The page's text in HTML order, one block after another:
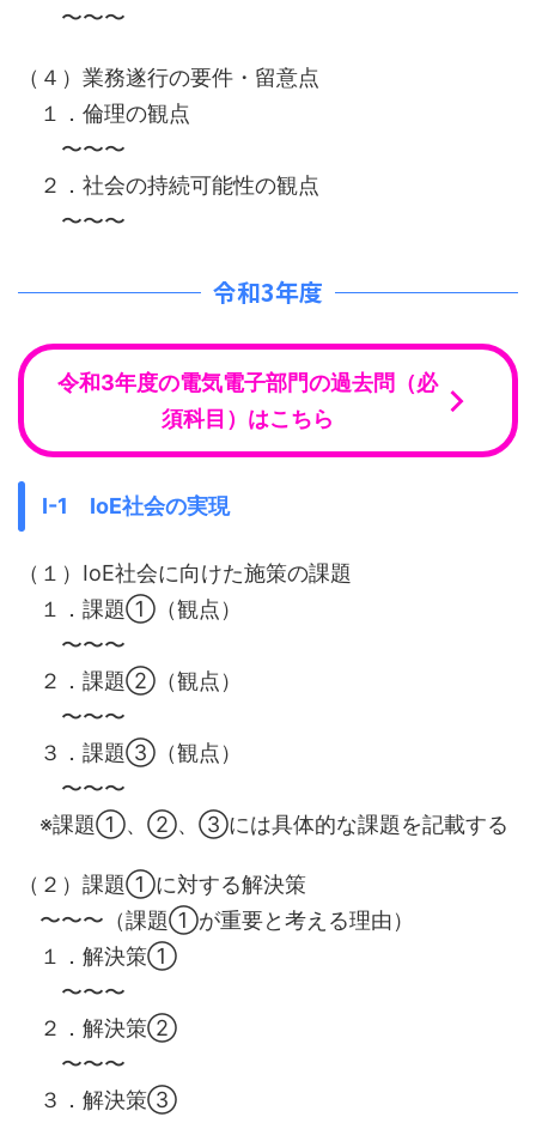
〜〜〜
（４）業務遂行の要件・留意点
１．倫理の観点
〜〜〜
２．社会の持続可能性の観点
〜〜〜
令和3年度
令和3年度の電気電子部門の過去問（必
須科目）はこちら
Ⅰ-1 IoE社会の実現
（１）IoE社会に向けた施策の課題
１．課題①（観点）
〜〜〜
２．課題②（観点）
〜〜〜
３．課題③（観点）
〜〜〜
※課題①、②、③には具体的な課題を記載する
（２）課題①に対する解決策
〜〜〜（課題①が重要と考える理由）
１．解決策①
〜〜〜
２．解決策②
〜〜〜
３．解決策③